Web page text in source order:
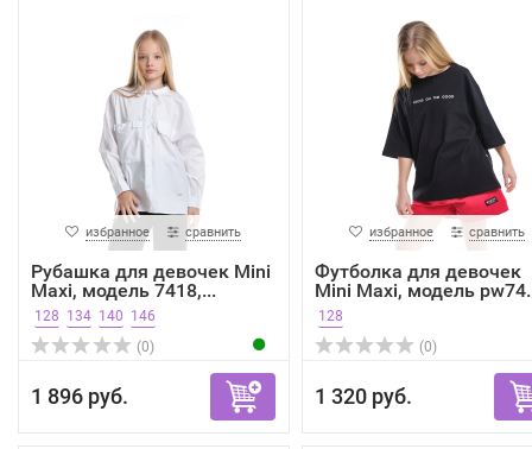
избранное сравнить
Рубашка для девочек Mini
Maxi, модель 7418,...
128 134 140 146
(0)
1 896 руб.
избранное сравнить
Футболка для девочек
Mini Maxi, модель
128
(0)
1 320 руб.